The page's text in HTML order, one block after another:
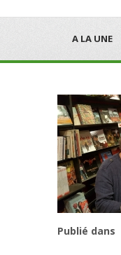
A LA UNE
Publié dans